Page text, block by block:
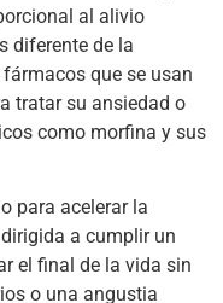
al alivio
diferente de la
que se usan
tratar su ansiedad o
como morfina y sus
para acelerar la
a cumplir un
el final de la vida sin
o una angustia